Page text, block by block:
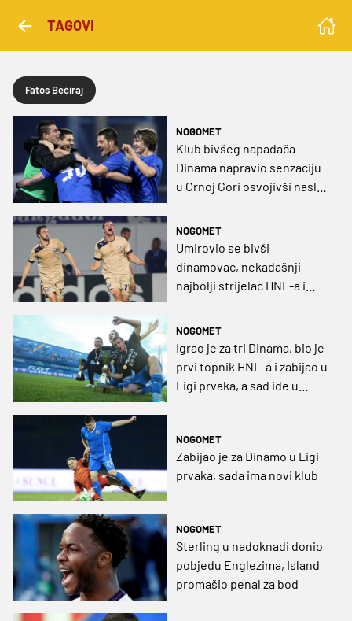
TAGOVI
Fatos Bećiraj
NOGOMET
Klub bivšeg napadača
Dinama napravio senzaciju
u Crnoj Gori osvojivši naslov
NOGOMET
Umirovio se bivši
dinamovac, nekadašnji
najbolji strijelac HNL-a i
NOGOMET
Igrao je za tri Dinama, bio je
prvi topnik HNL-a i zabijao u
Ligi prvaka, a sad ide u
NOGOMET
Zabijao je za Dinamo u Ligi
prvaka, sada ima novi klub
NOGOMET
Sterling u nadoknadi donio
pobjedu Englezima, Island
promašio penal za bod